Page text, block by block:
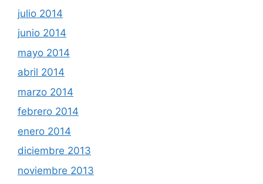
julio 2014
junio 2014
mayo 2014
abril 2014
marzo 2014
febrero 2014
enero 2014
diciembre 2013
noviembre 2013